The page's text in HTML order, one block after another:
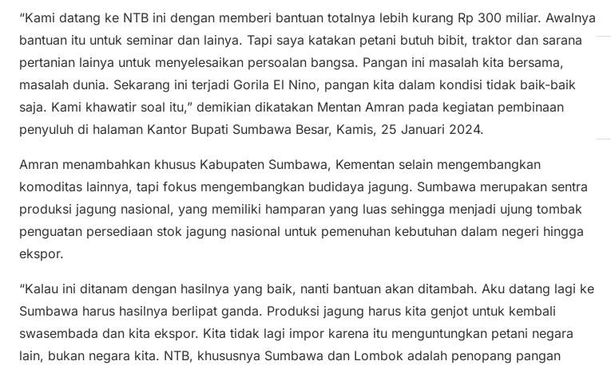
“Kami datang ke NTB ini dengan memberi bantuan totalnya lebih kurang Rp 300 miliar. Awalnya
bantuan itu untuk seminar dan lainya. Tapi saya katakan petani butuh bibit, traktor dan sarana
pertanian lainya untuk menyelesaikan persoalan bangsa. Pangan ini masalah kita bersama,
masalah dunia. Sekarang ini terjadi Gorila El Nino, pangan kita dalam kondisi tidak baik-baik
saja. Kami khawatir soal itu,” demikian dikatakan Mentan Amran pada kegiatan pembinaan
penyuluh di halaman Kantor Bupati Sumbawa Besar, Kamis, 25 Januari 2024.
Amran menambahkan khusus Kabupaten Sumbawa, Kementan selain mengembangkan
komoditas lainnya, tapi fokus mengembangkan budidaya jagung. Sumbawa merupakan sentra
produksi jagung nasional, yang memiliki hamparan yang luas sehingga menjadi ujung tombak
penguatan persediaan stok jagung nasional untuk pemenuhan kebutuhan dalam negeri hingga
ekspor.
“Kalau ini ditanam dengan hasilnya yang baik, nanti bantuan akan ditambah. Aku datang lagi ke
Sumbawa harus hasilnya berlipat ganda. Produksi jagung harus kita genjot untuk kembali
swasembada dan kita ekspor. Kita tidak lagi impor karena itu menguntungkan petani negara
lain, bukan negara kita. NTB, khususnya Sumbawa dan Lombok adalah penopang pangan